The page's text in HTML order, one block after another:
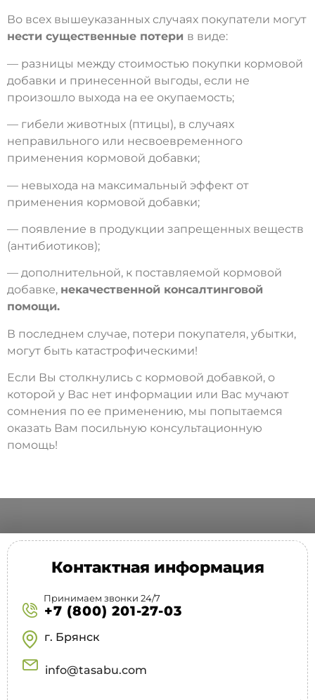
Во всех вышеуказанных случаях покупатели могут
нести существенные потери в виде:
— разницы между стоимостью покупки кормовой
добавки и принесенной выгоды, если не
произошло выхода на ее окупаемость;
— гибели животных (птицы), в случаях
неправильного или несвоевременного
применения кормовой добавки;
— невыхода на максимальный эффект от
применения кормовой добавки;
— появление в продукции запрещенных веществ
(антибиотиков);
— дополнительной, к поставляемой кормовой
добавке, некачественной консалтинговой
помощи.
В последнем случае, потери покупателя, убытки,
могут быть катастрофическими!
Если Вы столкнулись с кормовой добавкой, о
которой у Вас нет информации или Вас мучают
сомнения по ее применению, мы попытаемся
оказать Вам посильную консультационную
помощь!
Контактная информация
Принимаем звонки 24/7
+7 (800) 201-27-03
г. Брянск
info@tasabu.com